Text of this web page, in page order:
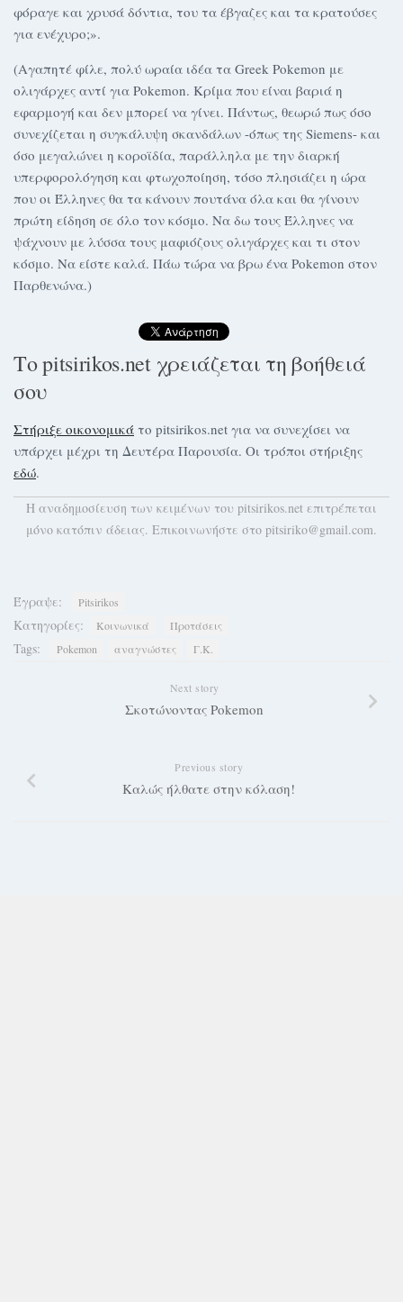
φόραγε και χρυσά δόντια, του τα έβγαζες και τα κρατούσες
για ενέχυρο;».
(Αγαπητέ φίλε, πολύ ωραία ιδέα τα Greek Pokemon με
ολιγάρχες αντί για Pokemon. Κρίμα που είναι βαριά η
εφαρμογή και δεν μπορεί να γίνει. Πάντως, θεωρώ πως όσο
συνεχίζεται η συγκάλυψη σκανδάλων -όπως της Siemens- και
όσο μεγαλώνει η κοροϊδία, παράλληλα με την διαρκή
υπερφορολόγηση και φτωχοποίηση, τόσο πλησιάζει η ώρα
που οι Έλληνες θα τα κάνουν πoυτάνα όλα και θα γίνουν
πρώτη είδηση σε όλο τον κόσμο. Να δω τους Έλληνες να
ψάχνουν με λύσσα τους μαφιόζους ολιγάρχες και τι στον
κόσμο. Να είστε καλά. Πάω τώρα να βρω ένα Pokemon στον
Παρθενώνα.)
Το pitsirikos.net χρειάζεται τη βοήθειά
σου
Στήριξε οικονομικά το pitsirikos.net για να συνεχίσει να
υπάρχει μέχρι τη Δευτέρα Παρουσία. Οι τρόποι στήριξης
εδώ.
H αναδημοσίευση των κειμένων του pitsirikos.net επιτρέπεται
μόνο κατόπιν άδειας. Επικοινωνήστε στο pitsiriko@gmail.com.
Έγραψε: Pitsirikos
Κατηγορίες: Κοινωνικά Προτάσεις
Tags: Pokemon αναγνώστες Γ.Κ.
Next story
Σκοτώνοντας Pokemon
Previous story
Καλώς ήλθατε στην κόλαση!